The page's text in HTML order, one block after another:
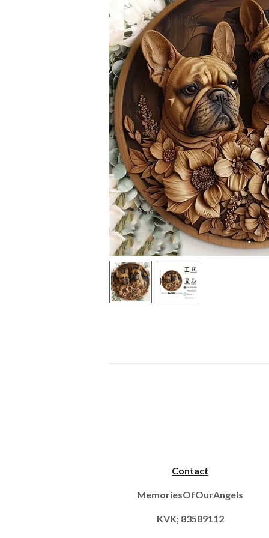
Contact
MemoriesOfOurAngels
KVK; 83589112